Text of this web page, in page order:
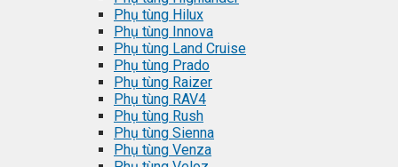
Phụ tùng Hilux
Phụ tùng Innova
Phụ tùng Land Cruise
Phụ tùng Prado
Phụ tùng Raizer
Phụ tùng RAV4
Phụ tùng Rush
Phụ tùng Sienna
Phụ tùng Venza